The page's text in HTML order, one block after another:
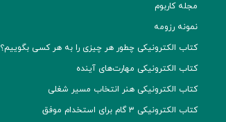
مجله کاربوم
نمونه رزومه
کتاب الکترونیکی چطور هر چیزی را به هر کسی بگوییم؟
کتاب الکترونیکی مهارت‌های آینده
کتاب الکترونیکی هنر انتخاب مسیر شغلی
کتاب الکترونیکی ۳ گام برای استخدام موفق